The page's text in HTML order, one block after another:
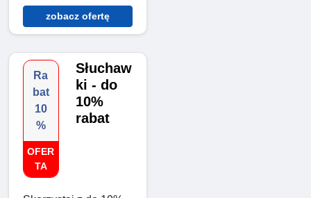
zobacz ofertę
Ra
bat
10
%
OFER
TA
Słuchaw
ki - do
10%
rabat